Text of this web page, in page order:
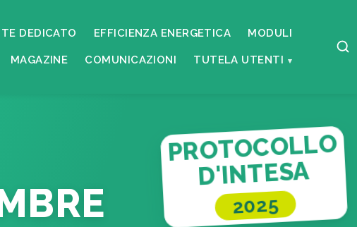
DEDICATO EFFICIENZA ENERGETICA MODULI
MAGAZINE COMUNICAZIONI TUTELA UTENTI
PROTOCOLLO
D'INTESA
2025